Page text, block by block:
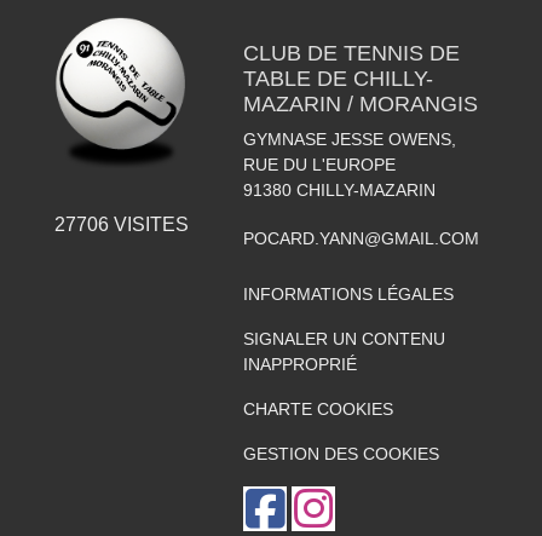
27706VISITES
CLUB DE TENNIS DE
TABLE DE CHILLY-
MAZARIN / MORANGIS
GYMNASE JESSE OWENS,
RUE DU L'EUROPE
91380 CHILLY-MAZARIN
POCARD.YANN@GMAIL.COM
INFORMATIONS LÉGALES
SIGNALER UN CONTENU
INAPPROPRIÉ
CHARTE COOKIES
GESTION DES COOKIES